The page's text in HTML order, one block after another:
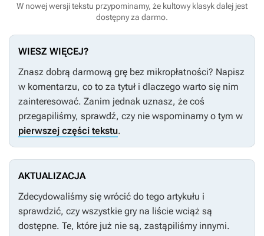
W nowej wersji tekstu przypominamy, że kultowy klasyk dalej jest
dostępny za darmo.
WIESZ WIĘCEJ?
Znasz dobrą darmową grę bez mikropłatności? Napisz
w komentarzu, co to za tytuł i dlaczego warto się nim
zainteresować. Zanim jednak uznasz, że coś
przegapiliśmy, sprawdź, czy nie wspominamy o tym w
pierwszej części tekstu.
AKTUALIZACJA
Zdecydowaliśmy się wrócić do tego artykułu i
sprawdzić, czy wszystkie gry na liście wciąż są
dostępne. Te, które już nie są, zastąpiliśmy innymi.